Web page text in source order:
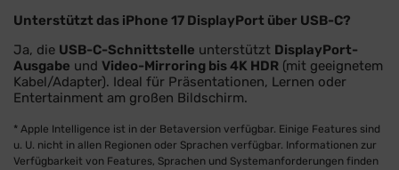
Unterstützt das iPhone 17 DisplayPort über USB-C?
Ja, die USB-C-Schnittstelle unterstützt DisplayPort-
Ausgabe und Video-Mirroring bis 4K HDR (mit geeignetem
Kabel/Adapter). Ideal für Präsentationen, Lernen oder
Entertainment am großen Bildschirm.
* Apple Intelligence ist in der Betaversion verfügbar. Einige Features sind
u. U. nicht in allen Regionen oder Sprachen verfügbar. Informationen zur
Verfügbarkeit von Features, Sprachen und Systemanforderungen finden